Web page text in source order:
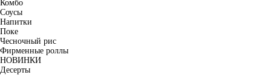
Комбо
Соусы
Напитки
Поке
Чесночный рис
Фирменные роллы
НОВИНКИ
Десерты